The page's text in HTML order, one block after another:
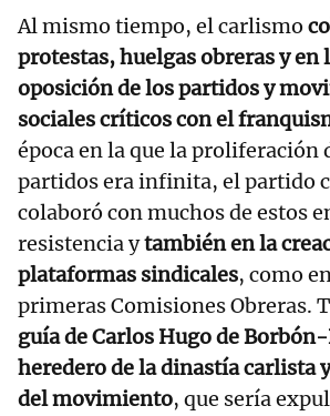
Al mismo tiempo, el carlismo
protestas, huelgas obreras y en
oposición de los partidos y
sociales críticos con el
época en la que la proliferación
partidos era infinita, el partido
colaboró con muchos de estos
resistencia ytambién en la
plataformas sindicales, como
primeras Comisiones Obreras.
guía de Carlos Hugo de
heredero de la dinastía carlista
del movimiento, que sería